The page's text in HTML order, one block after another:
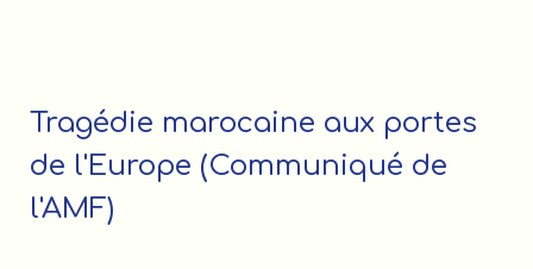
Tragédie marocaine aux portes
de l'Europe (Communiqué de
l'AMF)